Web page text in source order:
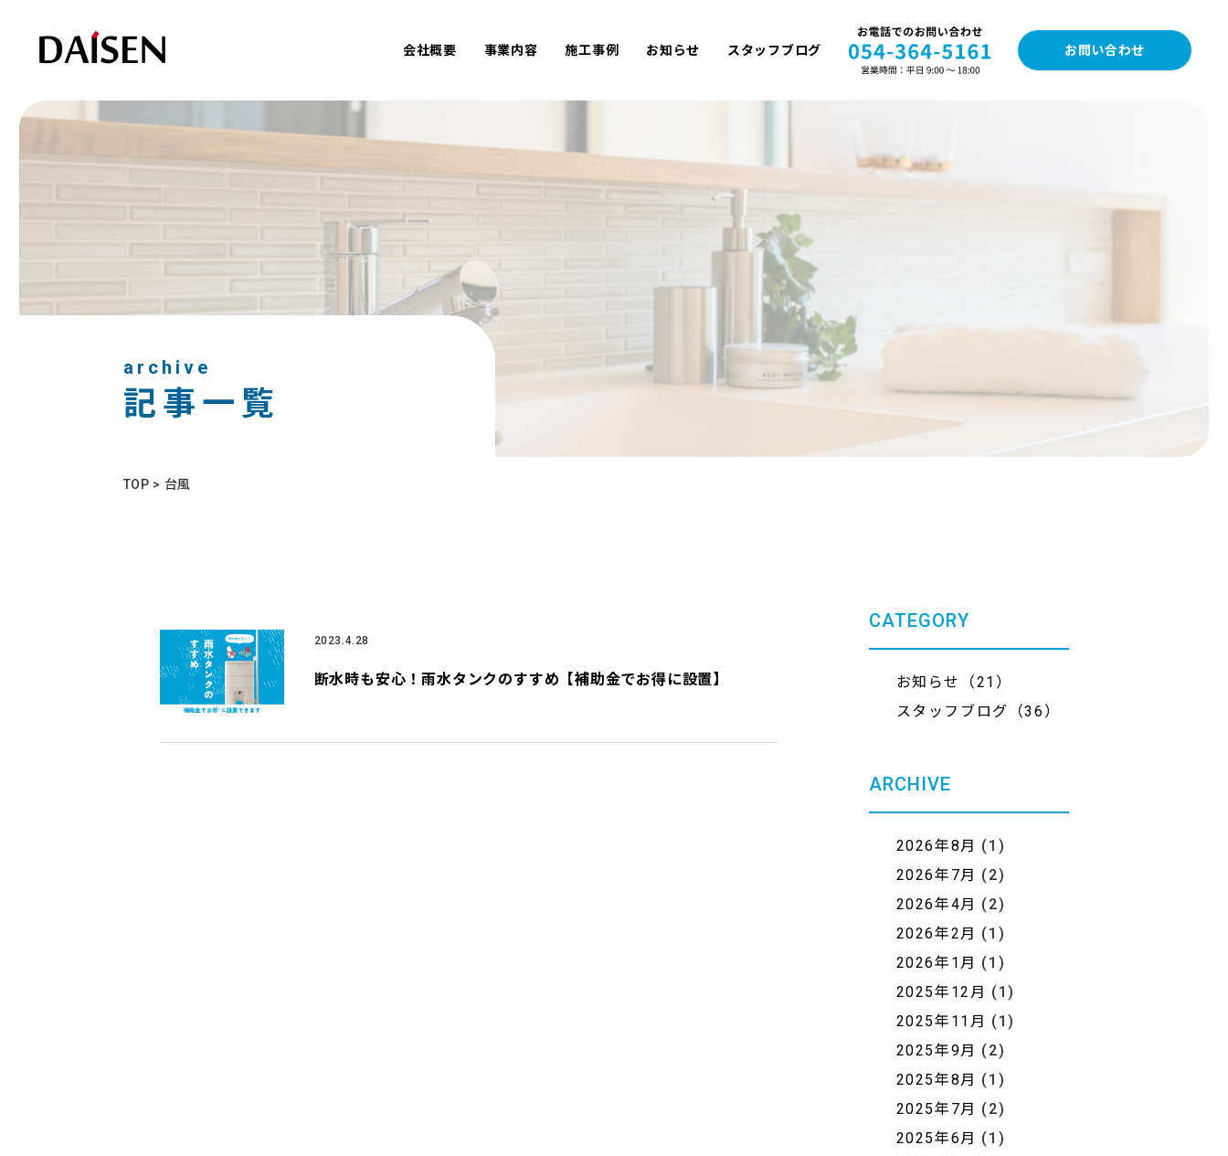
navigation
会社概要 事業内容 施工事例 お知らせ スタッフブログ お問い合わせ
archive
記事一覧
TOP > 台風
2023.4.28
断水時も安心！雨水タンクのすすめ【補助金でお得に設置】
CATEGORY
お知らせ（21）
スタッフブログ（36）
ARCHIVE
2026年8月 (1)
2026年7月 (2)
2026年4月 (2)
2026年2月 (1)
2026年1月 (1)
2025年12月 (1)
2025年11月 (1)
2025年9月 (2)
2025年8月 (1)
2025年7月 (2)
2025年6月 (1)